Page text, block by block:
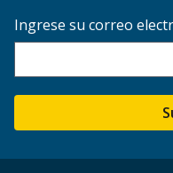
Ingrese su correo